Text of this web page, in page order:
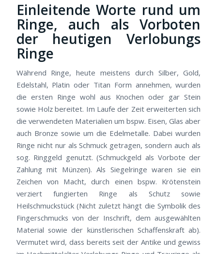
Einleitende Worte rund um
Ringe, auch als Vorboten
der heutigen Verlobungs
Ringe
Während Ringe, heute meistens durch Silber, Gold,
Edelstahl, Platin oder Titan Form annehmen, wurden
die ersten Ringe wohl aus Knochen oder gar Stein
sowie Holz bereitet. Im Laufe der Zeit erweiterten sich
die verwendeten Materialien um bspw. Eisen, Glas aber
auch Bronze sowie um die Edelmetalle. Dabei wurden
Ringe nicht nur als Schmuck getragen, sondern auch als
sog. Ringgeld genutzt. (Schmuckgeld als Vorbote der
Zahlung mit Münzen). Als Siegelringe waren sie ein
Zeichen von Macht, durch einen bspw. Krötenstein
verziert fungierten Ringe als Schutz sowie
Heilschmuckstück (Nicht zuletzt hängt die Symbolik des
Fingerschmucks von der Inschrift, dem ausgewählten
Material sowie der künstlerischen Schaffenskraft ab).
Vermutet wird, dass bereits seit der Antike und gewiss